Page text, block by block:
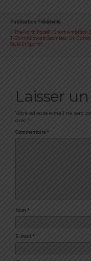
Publication Précédente
The North Face® I Short Ambition
T-Shirt Kilowatt Seamless : Un
Stylé Et Sportif.
Laisser
Votre adresse e-mail ne sera
avec *
Commentaire *
Nom *
E-mail *